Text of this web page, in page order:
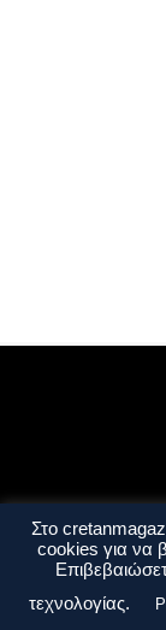
Στο
cookies για να
τεχνολογίας.